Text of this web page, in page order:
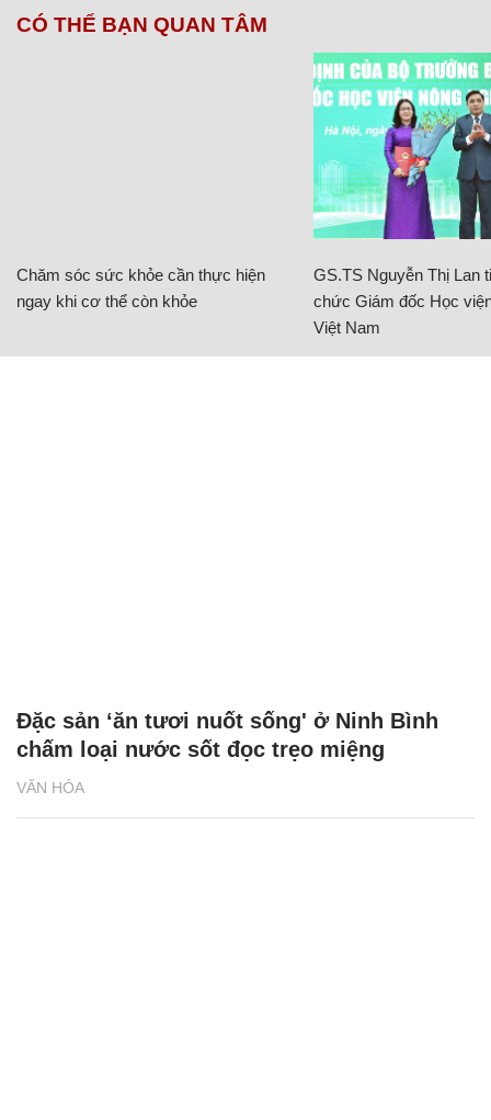
CÓ THỂ BẠN QUAN TÂM
Chăm sóc sức khỏe cần thực hiện
ngay khi cơ thể còn khỏe
GS.TS Nguyễn Thị Lan
chức Giám đốc Học
Việt Nam
VĂN HÓA
Đặc sản ‘ăn tươi nuốt sống' ở Ninh Bình
chấm loại nước sốt đọc trẹo miệng